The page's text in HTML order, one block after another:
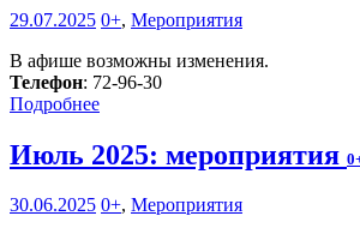
29.07.2025 0+, Мероприятия
В афише возможны изменения.
Телефон: 72-96-30
Подробнее
Июль 2025: мероприятия
30.06.2025 0+, Мероприятия